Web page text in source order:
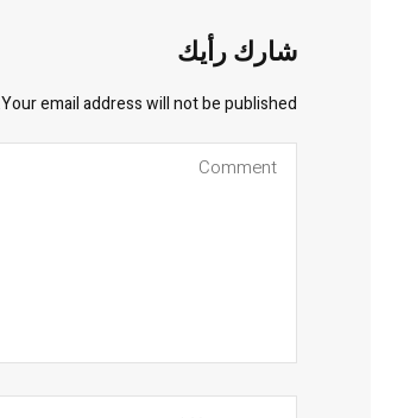
شارك رأيك
Your email address will not be published.